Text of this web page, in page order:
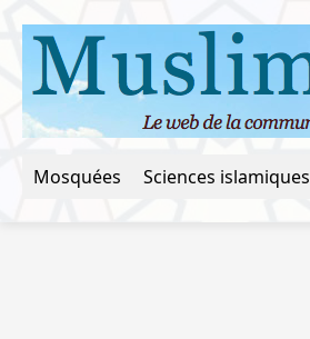
Mosquées Sciences islamiques